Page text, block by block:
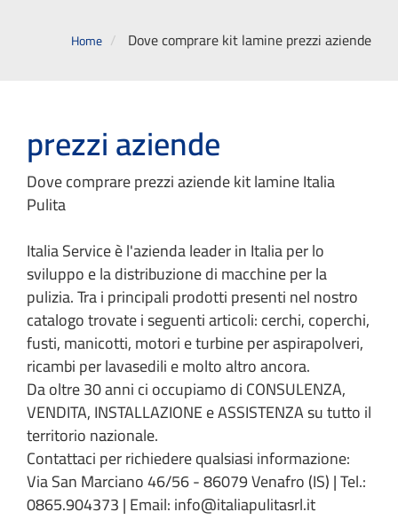
Home Dove comprare kit lamine prezzi aziende
prezzi aziende
Dove comprare prezzi aziende kit lamine Italia
Pulita
Italia Service è l'azienda leader in Italia per lo
sviluppo e la distribuzione di macchine per la
pulizia. Tra i principali prodotti presenti nel nostro
catalogo trovate i seguenti articoli: cerchi, coperchi,
fusti, manicotti, motori e turbine per aspirapolveri,
ricambi per lavasedili e molto altro ancora.
Da oltre 30 anni ci occupiamo di CONSULENZA,
VENDITA, INSTALLAZIONE e ASSISTENZA su tutto il
territorio nazionale.
Contattaci per richiedere qualsiasi informazione:
Via San Marciano 46/56 - 86079 Venafro (IS) | Tel.:
0865.904373 | Email: info@italiapulitasrl.it